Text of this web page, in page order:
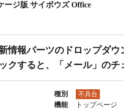
ージ版 サイボウズ Office
情報パーツのドロップダ
クすると、「メール」のチ
種別 不具合
機能 トップページ